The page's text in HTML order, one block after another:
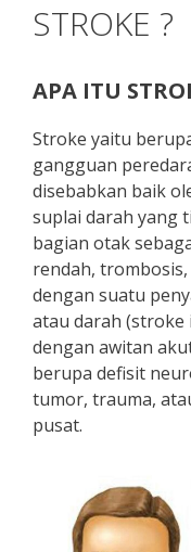
STROKE ?
APA ITU
Stroke yaitu
gangguan
disebabkan baik
suplai darah yang
bagian otak
rendah,
dengan suatu
atau darah
dengan awitan
berupa defisit
tumor, trauma,
pusat.